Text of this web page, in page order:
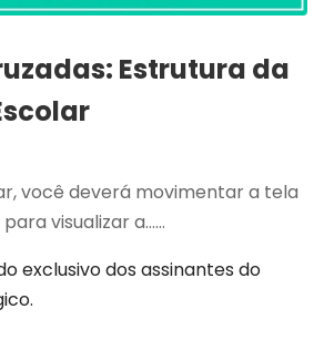
Estrutura da
você deverá movimentar a tela
visualizar a…...
exclusivo dos assinantes do